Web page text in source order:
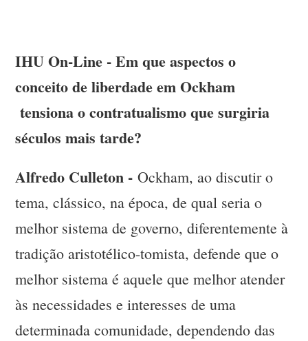
IHU On-Line - Em que aspectos o
conceito de liberdade em Ockham
tensiona o contratualismo que surgiria
séculos mais tarde?
Alfredo Culleton -Ockham, ao discutir o
tema, clássico, na época, de qual seria o
melhor sistema de governo, diferentemente à
tradição aristotélico-tomista, defende que o
melhor sistema é aquele que melhor atender
às necessidades e interesses de uma
determinada comunidade, dependendo das